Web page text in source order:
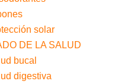
solar
DE LA SALUD
bucal
digestiva